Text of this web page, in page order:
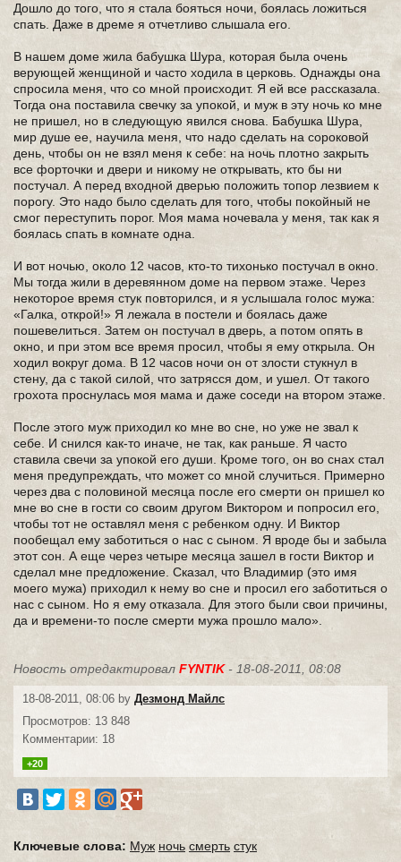
Дошло до того, что я стала бояться ночи, боялась ложиться
спать. Даже в дреме я отчетливо слышала его.
В нашем доме жила бабушка Шура, которая была очень
верующей женщиной и часто ходила в церковь. Однажды она
спросила меня, что со мной происходит. Я ей все рассказала.
Тогда она поставила свечку за упокой, и муж в эту ночь ко мне
не пришел, но в следующую явился снова. Бабушка Шура,
мир душе ее, научила меня, что надо сделать на сороковой
день, чтобы он не взял меня к себе: на ночь плотно закрыть
все форточки и двери и никому не открывать, кто бы ни
постучал. А перед входной дверью положить топор лезвием к
порогу. Это надо было сделать для того, чтобы покойный не
смог переступить порог. Моя мама ночевала у меня, так как я
боялась спать в комнате одна.
И вот ночью, около 12 часов, кто-то тихонько постучал в окно.
Мы тогда жили в деревянном доме на первом этаже. Через
некоторое время стук повторился, и я услышала голос мужа:
«Галка, открой!» Я лежала в постели и боялась даже
пошевелиться. Затем он постучал в дверь, а потом опять в
окно, и при этом все время просил, чтобы я ему открыла. Он
ходил вокруг дома. В 12 часов ночи он от злости стукнул в
стену, да с такой силой, что затрясся дом, и ушел. От такого
грохота проснулась моя мама и даже соседи на втором этаже.
После этого муж приходил ко мне во сне, но уже не звал к
себе. И снился как-то иначе, не так, как раньше. Я часто
ставила свечи за упокой его души. Кроме того, он во снах стал
меня предупреждать, что может со мной случиться. Примерно
через два с половиной месяца после его смерти он пришел ко
мне во сне в гости со своим другом Виктором и попросил его,
чтобы тот не оставлял меня с ребенком одну. И Виктор
пообещал ему заботиться о нас с сыном. Я вроде бы и забыла
этот сон. А еще через четыре месяца зашел в гости Виктор и
сделал мне предложение. Сказал, что Владимир (это имя
моего мужа) приходил к нему во сне и просил его заботиться о
нас с сыном. Но я ему отказала. Для этого были свои причины,
да и времени-то после смерти мужа прошло мало».
Новость отредактировал FYNTIK- 18-08-2011, 08:08
18-08-2011, 08:06 by Дезмонд Майлс
Просмотров: 13 848
Комментарии: 18
+20
Ключевые слова: Муж ночь смерть стук